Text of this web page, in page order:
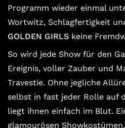
Programm wieder einmal
Wortwitz, Schlagfertigkeit
GOLDEN GIRLS keine
So wird jede Show für den
Ereignis, voller Zauber und
Travestie. Ohne jegliche
selbst in fast jeder Rolle auf
liegt ihnen einfach im Blut.
glamourösen